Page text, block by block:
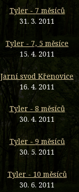
Tyler - 7 měsíců
31. 3. 2011
Tyler - 7, 5 měsíce
15. 4. 2011
Jarní svod Křenovice
16. 4. 2011
Tyler - 8 měsíců
30. 4. 2011
Tyler - 9 měsíců
30. 5. 2011
Tyler - 10 měsíců
30. 6. 2011